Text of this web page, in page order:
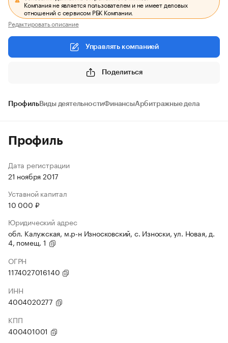
Компания не является пользователем и не имеет деловых
отношений с сервисом РБК Компании.
Редактировать описание
Управлять компанией
Поделиться
ПрофильВиды деятельностиФинансыАрбитражные дела
Профиль
Дата регистрации
21 ноября 2017
Уставной капитал
10 000 ₽
Юридический адрес
обл. Калужская, м.р-н Износковский, с. Износки, ул. Новая, д.
4, помещ. 1
ОГРН
1174027016140
ИНН
4004020277
КПП
400401001